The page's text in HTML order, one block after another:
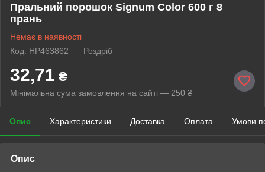
Пральний порошок Signum Color 600 г 8
прань
Немає в наявності
Код: HP463862
Роздріб
32,71 ₴
Мінімальна сума замовлення на сайті — 250 ₴
Опис Характеристики Доставка Оплата Умови
Опис